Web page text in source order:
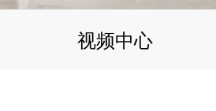
视频中心